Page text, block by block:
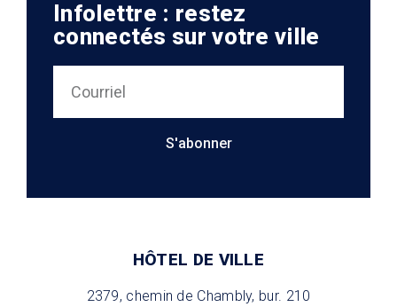
Infolettre : restez
connectés sur votre ville
S'abonner
HÔTEL DE VILLE
2379, chemin de Chambly, bur. 210